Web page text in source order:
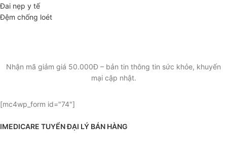
Đai nẹp y tế
Đệm chống loét
Nhận mã giảm giá 50.000Đ – bản tin thông tin sức khỏe, khuyến
mại cập nhật.
[mc4wp_form id="74"]
IMEDICARE TUYỂN ĐẠI LÝ BÁN HÀNG